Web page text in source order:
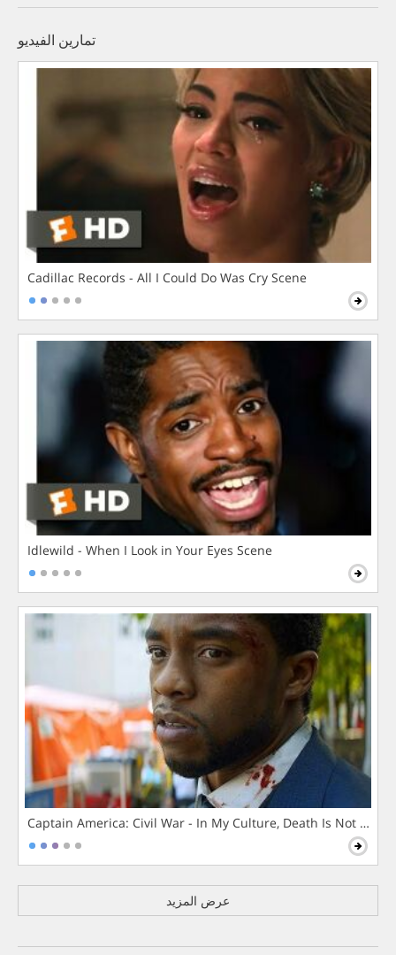
تمارين الفيديو
Cadillac Records - All I Could Do Was Cry Scene
Idlewild - When I Look in Your Eyes Scene
Captain America: Civil War - In My Culture, Death Is Not The
عرض المزيد